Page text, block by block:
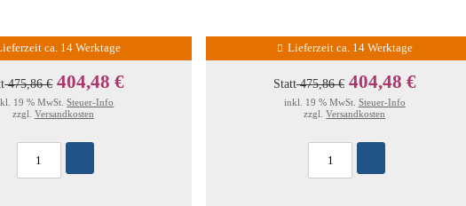
ca. 14 Werktage
475,86 € 404,48 €
19 % MwSt.Steuer-Info
zzgl. Versandkosten
Lieferzeit ca. 14 Werktage
Statt475,86 € 404,48 €
inkl. 19 % MwSt. Steuer-Info
zzgl.Versandkosten